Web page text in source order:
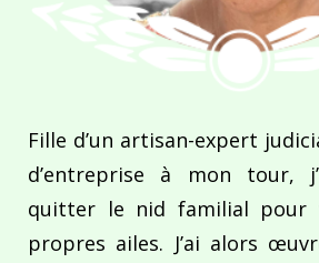
Fille d’un artisan-expert
d’entreprise à mon tour,
quitter le nid familial pour
propres ailes. J’ai alors